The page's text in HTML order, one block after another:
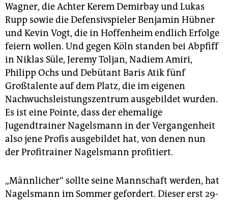
Wagner, die Achter Kerem Demirbay und Lukas
Rupp sowie die Defensivspieler Benjamin Hübner
und Kevin Vogt, die in Hoffenheim endlich Erfolge
feiern wollen. Und gegen Köln standen bei Abpfiff
in Niklas Süle, Jeremy Toljan, Nadiem Amiri,
Philipp Ochs und Debütant Baris Atik fünf
Großtalente auf dem Platz, die im eigenen
Nachwuchsleistungszentrum ausgebildet wurden.
Es ist eine Pointe, dass der ehemalige
Jugendtrainer Nagelsmann in der Vergangenheit
also jene Profis ausgebildet hat, von denen nun
der Profitrainer Nagelsmann profitiert.
„Männlicher“ sollte seine Mannschaft werden, hat
Nagelsmann im Sommer gefordert. Dieser erst 29-